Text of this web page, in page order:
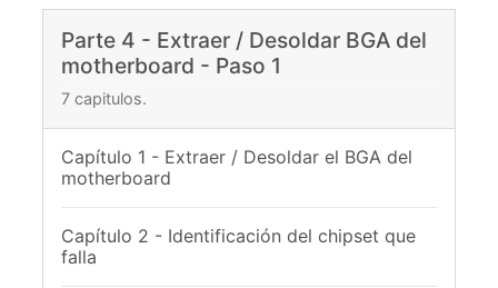
Parte 4 - Extraer / Desoldar BGA del
motherboard - Paso 1
7 capitulos.
Capítulo 1 - Extraer / Desoldar el BGA del
motherboard
Capítulo 2 - Identificación del chipset que
falla